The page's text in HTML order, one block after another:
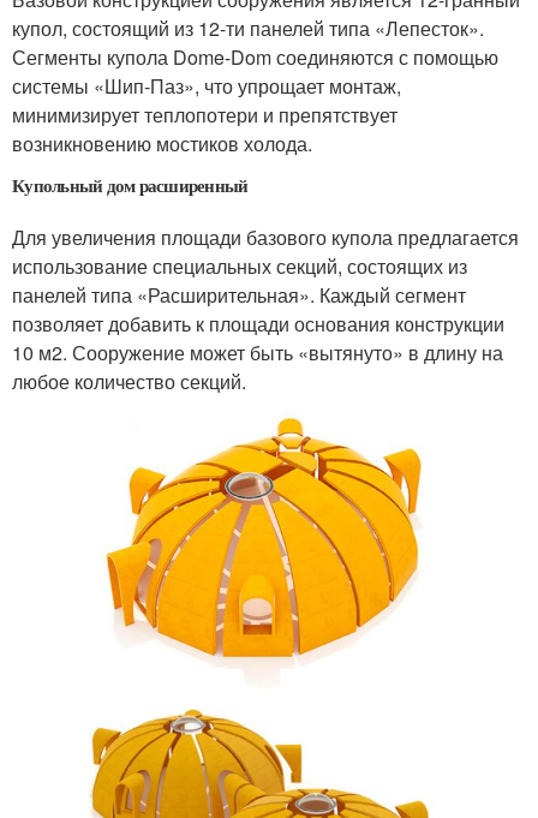
купол, состоящий из 12-ти панелей типа «Лепесток».
Сегменты купола Dome-Dom соединяются с помощью
системы «Шип-Паз», что упрощает монтаж,
минимизирует теплопотери и препятствует
возникновению мостиков холода.
Купольный дом расширенный
Для увеличения площади базового купола предлагается
использование специальных секций, состоящих из
панелей типа «Расширительная». Каждый сегмент
позволяет добавить к площади основания конструкции
10 м2. Сооружение может быть «вытянуто» в длину на
любое количество секций.